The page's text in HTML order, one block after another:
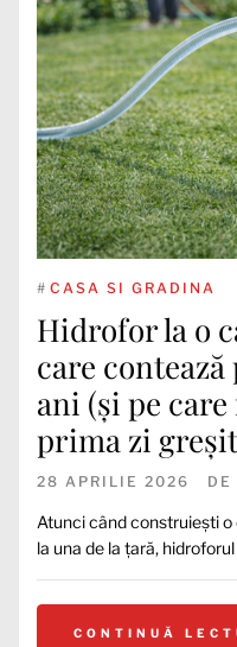
# CASA SI GRADINA
Hidrofor la o
care
ani (și pe
prima zi
28 APRILIE 2026 DE
Atunci când construiești
la una de la țară,
CONTINUĂ